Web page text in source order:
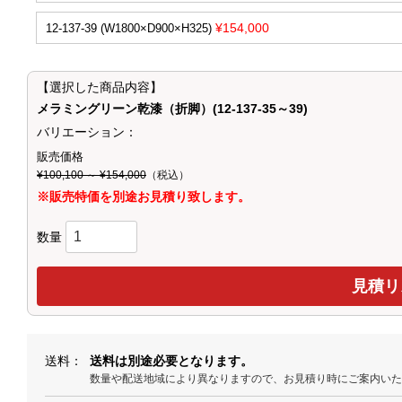
12-137-39 (W1800×D900×H325)¥154,000
【選択した商品内容】
メラミングリーン乾漆（折脚）(12-137-35～39)
バリエーション：
販売価格
¥100,100 ～ ¥154,000 （税込）
※販売特価を別途お見積り致します。
数量
送料 送料は別途必要となります。
数量や配送地域により異なりますので、お見積り時にご案内いた